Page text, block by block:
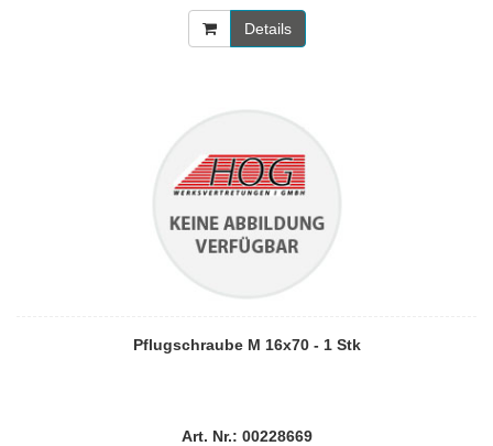
Details
Pflugschraube M 16x70 - 1 Stk
Art. Nr.: 00228669